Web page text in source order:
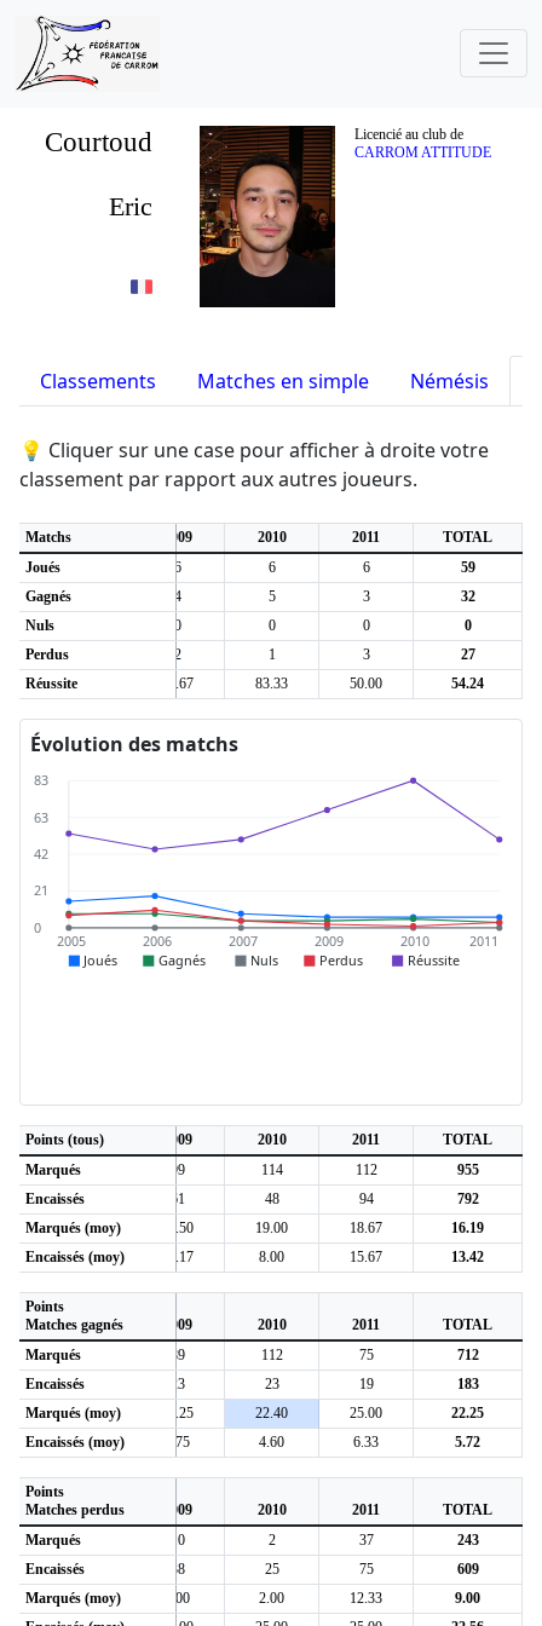
Courtoud
Licencié au club de
CARROM ATTITUDE
Eric
Classements Matches en simple Némésis
💡 Cliquer sur une case pour afficher à droite votre
classement par rapport aux autres joueurs.
Matchs2007 2009 2010 2011
TOTAL
Joués
6 6 6
59
Gagnés
4 5 3
32
Nuls
0 0 0
0
Perdus
2 1 3
27
Réussite50.00 66.67 83.33 50.00 54.24
Évolution des matchs
83
63
42
21
0
2005 2006 2007 2009 2010 2011
Joués Gagnés Nuls Perdus Réussite
Points (tous)
2007 2009 2010 2011
TOTAL
Marqués121 99 114 112
955
Encaissés
109 61 48 94
792
Marqués (moy)
15.13 16.50 19.00 18.67
16.19
Encaissés (moy)
13.63 10.17 8.00 15.67 13.42
Points
Matches gagnés
2007 2009 2010 2011
TOTAL
Marqués85 89 112 75
712
Encaissés
19 23 23 19
183
Marqués (moy)
21.25 22.25 22.40 25.00
22.25
Encaissés (moy)
4.75 5.75 4.60 6.33 5.72
Points
Matches perdus
2007 2009 2010 2011
TOTAL
Marqués36 10 2 37
243
Encaissés
90 38 25 75
609
Marqués (moy)
9.00 5.00 2.00 12.33
9.00